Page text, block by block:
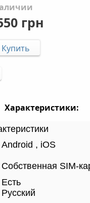
грн
Характеристики:
Android , iOS
Собственная SIM-
Есть
Русский